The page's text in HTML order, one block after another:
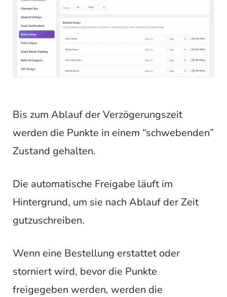
Bis zum Ablauf der Verzögerungszeit
werden die Punkte in einem “schwebenden”
Zustand gehalten.
Die automatische Freigabe läuft im
Hintergrund, um sie nach Ablauf der Zeit
gutzuschreiben.
Wenn eine Bestellung erstattet oder
storniert wird, bevor die Punkte
freigegeben werden, werden die